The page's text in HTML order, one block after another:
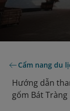
Cẩm nang du
Hướng dẫn
gốm Bát Tràng